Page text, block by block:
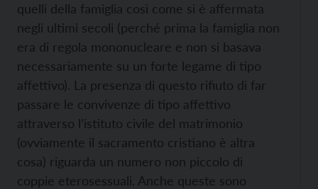
quelli della famiglia così come si è affermata
negli ultimi secoli (perché prima la famiglia non
era di regola mononucleare e non si basava
necessariamente su un forte legame di tipo
affettivo). La presenza di questo rifiuto di far
passare le convivenze di tipo affettivo
attraverso l’istituto civile del matrimonio
(ovviamente il sacramento cristiano è altra
cosa) riguarda un numero non piccolo di
coppie eterosessuali. Anche queste sono